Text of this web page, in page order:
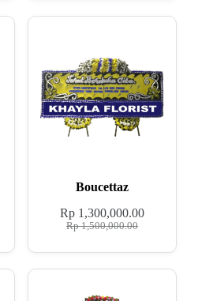
Boucettaz
Rp1,500,000.00
Rp 1,300,000.00